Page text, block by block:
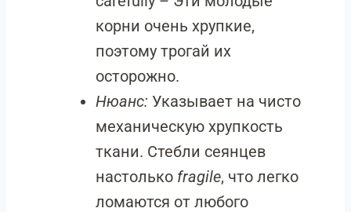
корни очень хрупкие,
поэтому трогай их
осторожно.
Нюанс: Указывает на чисто
механическую хрупкость
ткани. Стебли сеянцев
настолько fragile, что легко
ломаются от любого